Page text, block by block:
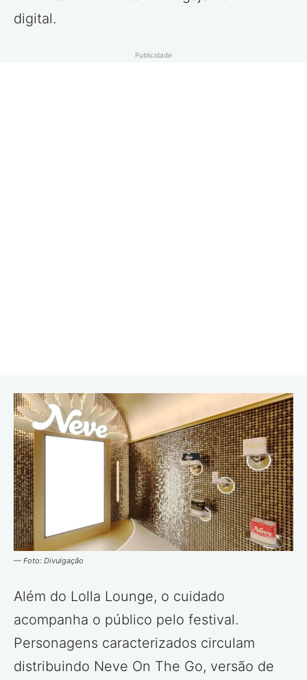
digital.
Publicidade
— Foto: Divulgação
Além do Lolla Lounge, o cuidado
acompanha o público pelo festival.
Personagens caracterizados circulam
distribuindo Neve On The Go, versão de